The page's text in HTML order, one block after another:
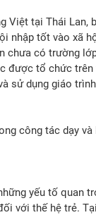
Việt tại Thái Lan,
nhập tốt vào xã
chưa có trường
được tổ chức
sử dụng giáo
công tác dạy
yếu tố quan
với thế hệ trẻ.